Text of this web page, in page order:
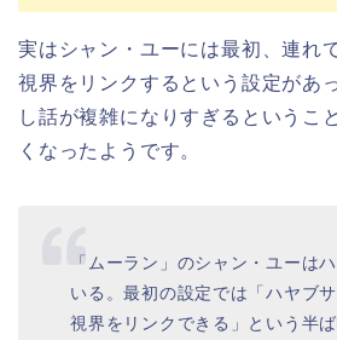
実はシャン・ユーには最初、連れ
視界をリンクするという設定があ
し話が複雑になりすぎるというこ
くなったようです。
「ムーラン」のシャン・ユーは
いる。最初の設定では「ハヤブ
視界をリンクできる」という半